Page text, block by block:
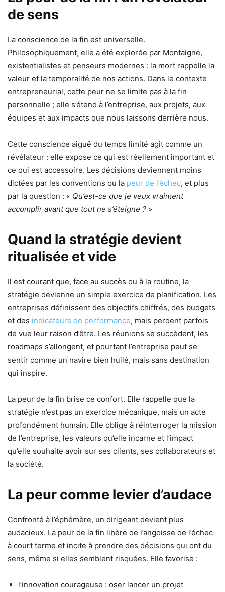
de sens
La conscience de la fin est universelle.
Philosophiquement, elle a été explorée par Montaigne,
existentialistes et penseurs modernes : la mort rappelle la
valeur et la temporalité de nos actions. Dans le contexte
entrepreneurial, cette peur ne se limite pas à la fin
personnelle ; elle s’étend à l’entreprise, aux projets, aux
équipes et aux impacts que nous laissons derrière nous.
Cette conscience aiguë du temps limité agit comme un
révélateur : elle expose ce qui est réellement important et
ce qui est accessoire. Les décisions deviennent moins
dictées par les conventions ou la peur de l’échec, et plus
par la question : « Qu’est-ce que je veux vraiment
accomplir avant que tout ne s’éteigne ? »
Quand la stratégie devient
ritualisée et vide
Il est courant que, face au succès ou à la routine, la
stratégie devienne un simple exercice de planification. Les
entreprises définissent des objectifs chiffrés, des budgets
et des indicateurs de performance, mais perdent parfois
de vue leur raison d’être. Les réunions se succèdent, les
roadmaps s’allongent, et pourtant l’entreprise peut se
sentir comme un navire bien huilé, mais sans destination
qui inspire.
La peur de la fin brise ce confort. Elle rappelle que la
stratégie n’est pas un exercice mécanique, mais un acte
profondément humain. Elle oblige à réinterroger la mission
de l’entreprise, les valeurs qu’elle incarne et l’impact
qu’elle souhaite avoir sur ses clients, ses collaborateurs et
la société.
La peur comme levier d’audace
Confronté à l’éphémère, un dirigeant devient plus
audacieux. La peur de la fin libère de l’angoisse de l’échec
à court terme et incite à prendre des décisions qui ont du
sens, même si elles semblent risquées. Elle favorise :
l’innovation courageuse : oser lancer un projet